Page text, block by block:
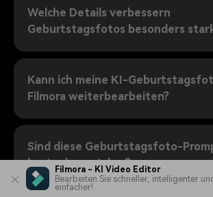
Filmora - KI Video Editor
Bearbeiten Sie schneller, intelligenter
einfacher!
Welche Details verbessern
Geburtstagsfotos besonders
Kann ich meine KI-
Filmora weiterbearbeiten?
Sind diese Geburtstagsfoto-
kostenlos nutzbar?